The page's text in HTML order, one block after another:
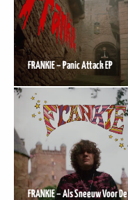
FRANKIE – Panic Attack EP
FRANKIE – Als Sneeuw Voor